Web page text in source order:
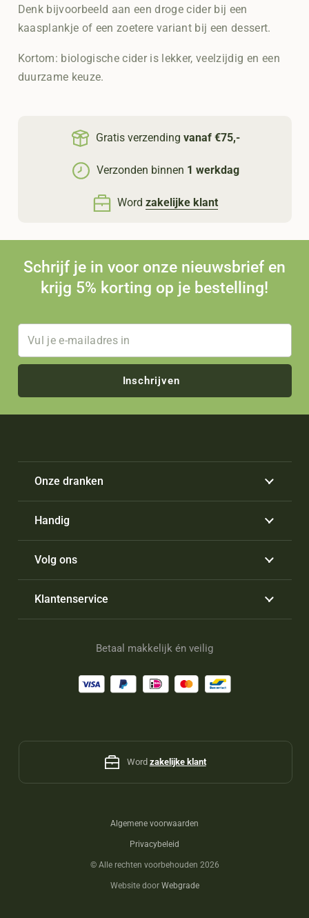
Denk bijvoorbeeld aan een droge cider bij een
kaasplankje of een zoetere variant bij een dessert.
Kortom: biologische cider is lekker, veelzijdig en een
duurzame keuze.
Gratis verzendingvanaf €75,-
Verzonden binnen 1 werkdag
Word zakelijke klant
Schrijf je in voor onze nieuwsbrief en
krijg 5% korting op je bestelling!
Inschrijven
Onze dranken
Handig
Volg ons
Klantenservice
Betaal makkelijk én veilig
Word zakelijke klant
Algemene voorwaarden
Privacybeleid
© Alle rechten voorbehouden 2026
Website door Webgrade